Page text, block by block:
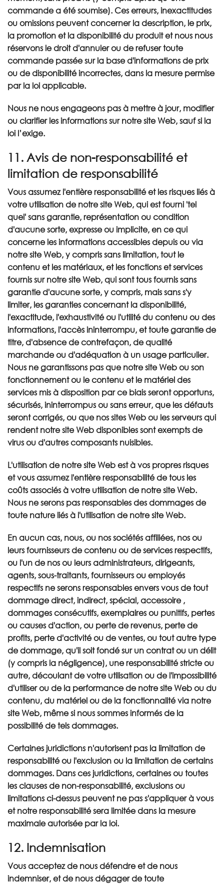
commande a été soumise). Ces erreurs, inexactitudes
ou omissions peuvent concerner la description, le prix,
la promotion et la disponibilité du produit et nous nous
réservons le droit d'annuler ou de refuser toute
commande passée sur la base d'informations de prix
ou de disponibilité incorrectes, dans la mesure permise
par la loi applicable.
Nous ne nous engageons pas à mettre à jour, modifier
ou clarifier les informations sur notre site Web, sauf si la
loi l’exige.
11. Avis de non-responsabilité et
limitation de responsabilité
Vous assumez l'entière responsabilité et les risques liés à
votre utilisation de notre site Web, qui est fourni 'tel
quel' sans garantie, représentation ou condition
d'aucune sorte, expresse ou implicite, en ce qui
concerne les informations accessibles depuis ou via
notre site Web, y compris sans limitation, tout le
contenu et les matériaux, et les fonctions et services
fournis sur notre site Web, qui sont tous fournis sans
garantie d'aucune sorte, y compris, mais sans s'y
limiter, les garanties concernant la disponibilité,
l'exactitude, l'exhaustivité ou l'utilité du contenu ou des
informations, l'accès ininterrompu, et toute garantie de
titre, d'absence de contrefaçon, de qualité
marchande ou d'adéquation à un usage particulier.
Nous ne garantissons pas que notre site Web ou son
fonctionnement ou le contenu et le matériel des
services mis à disposition par ce biais seront opportuns,
sécurisés, ininterrompus ou sans erreur, que les défauts
seront corrigés, ou que nos sites Web ou les serveurs qui
rendent notre site Web disponibles sont exempts de
virus ou d'autres composants nuisibles.
L'utilisation de notre site Web est à vos propres risques
et vous assumez l'entière responsabilité de tous les
coûts associés à votre utilisation de notre site Web.
Nous ne serons pas responsables des dommages de
toute nature liés à l'utilisation de notre site Web.
En aucun cas, nous, ou nos sociétés affiliées, nos ou
leurs fournisseurs de contenu ou de services respectifs,
ou l'un de nos ou leurs administrateurs, dirigeants,
agents, sous-traitants, fournisseurs ou employés
respectifs ne serons responsables envers vous de tout
dommage direct, indirect, spécial, accessoire ,
dommages consécutifs, exemplaires ou punitifs, pertes
ou causes d'action, ou perte de revenus, perte de
profits, perte d'activité ou de ventes, ou tout autre type
de dommage, qu'il soit fondé sur un contrat ou un délit
(y compris la négligence), une responsabilité stricte ou
autre, découlant de votre utilisation ou de l'impossibilité
d'utiliser ou de la performance de notre site Web ou du
contenu, du matériel ou de la fonctionnalité via notre
site Web, même si nous sommes informés de la
possibilité de tels dommages.
Certaines juridictions n'autorisent pas la limitation de
responsabilité ou l'exclusion ou la limitation de certains
dommages. Dans ces juridictions, certaines ou toutes
les clauses de non-responsabilité, exclusions ou
limitations ci-dessus peuvent ne pas s'appliquer à vous
et notre responsabilité sera limitée dans la mesure
maximale autorisée par la loi.
12. Indemnisation
Vous acceptez de nous défendre et de nous
indemniser, et de nous dégager de toute